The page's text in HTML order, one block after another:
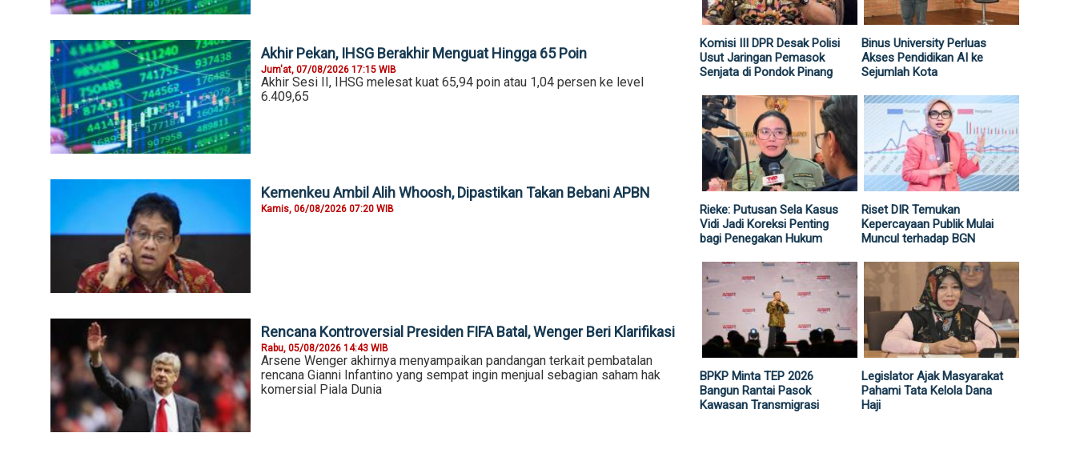
Akhir Pekan, IHSG Berakhir Menguat Hingga 65 Poin
Jum'at, 07/08/2026 17:15 WIB
Akhir Sesi II, IHSG melesat kuat 65,94 poin atau 1,04 persen ke level
6.409,65
Kemenkeu Ambil Alih Whoosh, Dipastikan Takan Bebani APBN
Kamis, 06/08/2026 07:20 WIB
Rencana Kontroversial Presiden FIFA Batal, Wenger Beri Klarifikasi
Rabu, 05/08/2026 14:43 WIB
Arsene Wenger akhirnya menyampaikan pandangan terkait pembatalan
rencana Gianni Infantino yang sempat ingin menjual sebagian saham hak
komersial Piala Dunia
Komisi III DPR Desak Polisi
Usut Jaringan Pemasok
Senjata di Pondok Pinang
Binus University Perluas
Akses Pendidikan AI ke
Sejumlah Kota
Rieke: Putusan Sela Kasus
Vidi Jadi Koreksi Penting
bagi Penegakan Hukum
Riset DIR Temukan
Kepercayaan Publik Mulai
Muncul terhadap BGN
BPKP Minta TEP 2026
Bangun Rantai Pasok
Kawasan Transmigrasi
Legislator Ajak Masyarakat
Pahami Tata Kelola Dana
Haji